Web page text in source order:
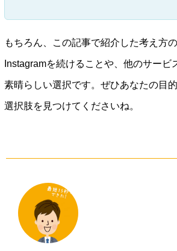
もちろん、この記事で紹介した考え方
Instagramを続けることや、他のサービ
素晴らしい選択です。ぜひあなたの目
選択肢を見つけてくださいね。